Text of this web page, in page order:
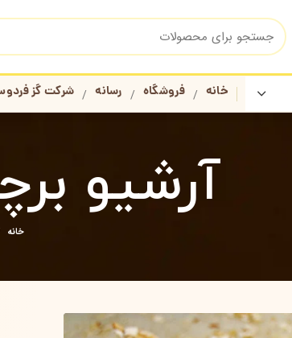
خانه فروشگاه رسانه شرکت گز
آرشیو
خانه